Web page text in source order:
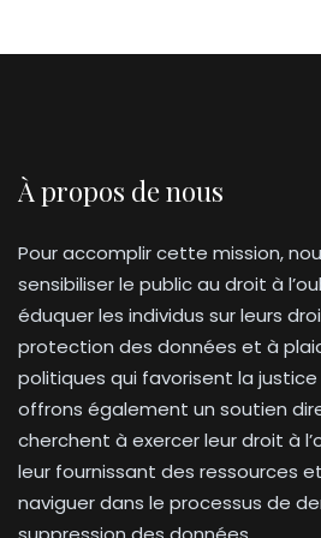
À propos de nous
Pour accomplir cette mission,
sensibiliser le public au droit à
éduquer les individus sur leurs
protection des données et à
politiques qui favorisent la justice
offrons également un soutien
cherchent à exercer leur droit à
leur fournissant des ressources
naviguer dans le processus de